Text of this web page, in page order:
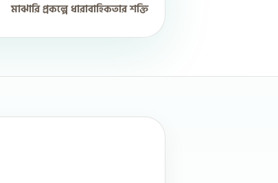
মাঝারি প্রকল্পে ধারাবাহিকতার শক্তি